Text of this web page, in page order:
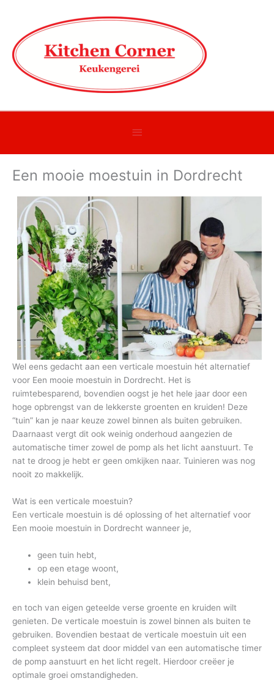
balk
Een mooie moestuin in Dordrecht
Wel eens gedacht aan een verticale moestuin hét alternatief
voor Een mooie moestuin in Dordrecht. Het is
ruimtebesparend, bovendien oogst je het hele jaar door een
hoge opbrengst van de lekkerste groenten en kruiden! Deze
“tuin” kan je naar keuze zowel binnen als buiten gebruiken.
Daarnaast vergt dit ook weinig onderhoud aangezien de
automatische timer zowel de pomp als het licht aanstuurt. Te
nat te droog je hebt er geen omkijken naar. Tuinieren was nog
nooit zo makkelijk.
Wat is een verticale moestuin?
Een verticale moestuin is dé oplossing of het alternatief voor
Een mooie moestuin in Dordrecht wanneer je,
geen tuin hebt,
op een etage woont,
klein behuisd bent,
en toch van eigen geteelde verse groente en kruiden wilt
genieten. De verticale moestuin is zowel binnen als buiten te
gebruiken. Bovendien bestaat de verticale moestuin uit een
compleet systeem dat door middel van een automatische timer
de pomp aanstuurt en het licht regelt. Hierdoor creëer je
optimale groei omstandigheden.